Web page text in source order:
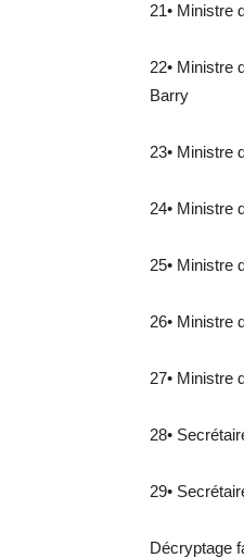
21• Ministre
22• Ministre
Barry
23• Ministre
24• Ministre
25• Ministre
26• Ministre
27• Ministre
28•
29•
Décryptage